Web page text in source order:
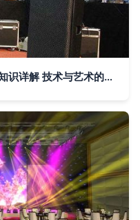
江西正九传媒大型音响工程专业知识详解 技术与艺术的交响——灯光音响工程全解析